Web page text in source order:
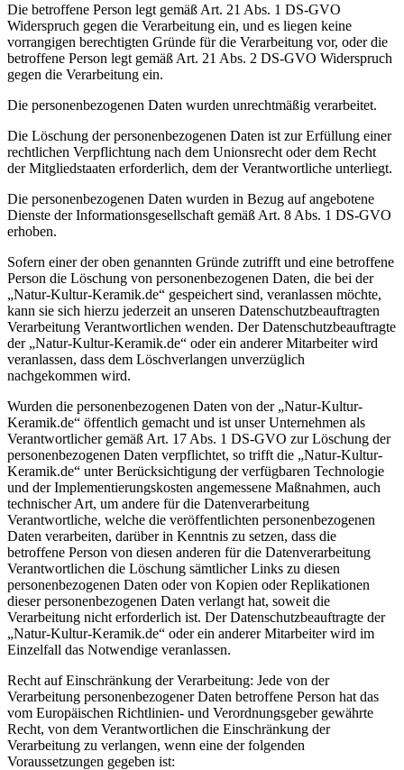
Die betroffene Person legt gemäß Art. 21 Abs. 1 DS-GVO
Widerspruch gegen die Verarbeitung ein, und es liegen keine
vorrangigen berechtigten Gründe für die Verarbeitung vor, oder die
betroffene Person legt gemäß Art. 21 Abs. 2 DS-GVO Widerspruch
gegen die Verarbeitung ein.
Die personenbezogenen Daten wurden unrechtmäßig verarbeitet.
Die Löschung der personenbezogenen Daten ist zur Erfüllung einer
rechtlichen Verpflichtung nach dem Unionsrecht oder dem Recht
der Mitgliedstaaten erforderlich, dem der Verantwortliche unterliegt.
Die personenbezogenen Daten wurden in Bezug auf angebotene
Dienste der Informationsgesellschaft gemäß Art. 8 Abs. 1 DS-GVO
erhoben.
Sofern einer der oben genannten Gründe zutrifft und eine betroffene
Person die Löschung von personenbezogenen Daten, die bei der
„Natur-Kultur-Keramik.de“ gespeichert sind, veranlassen möchte,
kann sie sich hierzu jederzeit an unseren Datenschutzbeauftragten
Verarbeitung Verantwortlichen wenden. Der Datenschutzbeauftragte
der „Natur-Kultur-Keramik.de“ oder ein anderer Mitarbeiter wird
veranlassen, dass dem Löschverlangen unverzüglich
nachgekommen wird.
Wurden die personenbezogenen Daten von der „Natur-Kultur-
Keramik.de“ öffentlich gemacht und ist unser Unternehmen als
Verantwortlicher gemäß Art. 17 Abs. 1 DS-GVO zur Löschung der
personenbezogenen Daten verpflichtet, so trifft die „Natur-Kultur-
Keramik.de“ unter Berücksichtigung der verfügbaren Technologie
und der Implementierungskosten angemessene Maßnahmen, auch
technischer Art, um andere für die Datenverarbeitung
Verantwortliche, welche die veröffentlichten personenbezogenen
Daten verarbeiten, darüber in Kenntnis zu setzen, dass die
betroffene Person von diesen anderen für die Datenverarbeitung
Verantwortlichen die Löschung sämtlicher Links zu diesen
personenbezogenen Daten oder von Kopien oder Replikationen
dieser personenbezogenen Daten verlangt hat, soweit die
Verarbeitung nicht erforderlich ist. Der Datenschutzbeauftragte der
„Natur-Kultur-Keramik.de“ oder ein anderer Mitarbeiter wird im
Einzelfall das Notwendige veranlassen.
Recht auf Einschränkung der Verarbeitung: Jede von der
Verarbeitung personenbezogener Daten betroffene Person hat das
vom Europäischen Richtlinien- und Verordnungsgeber gewährte
Recht, von dem Verantwortlichen die Einschränkung der
Verarbeitung zu verlangen, wenn eine der folgenden
Voraussetzungen gegeben ist: